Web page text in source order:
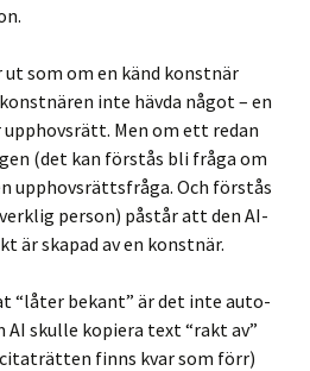
ut som om en känd konstnär
inte hävda något – en
Men om ett redan
(det kan förstås bli fråga om
upphovsrättsfråga. Och förstås
person) påstår att den AI-
är skapad av en konstnär.
“låter bekant” är det inte auto­
skulle kopiera text “rakt av”
finns kvar som förr)